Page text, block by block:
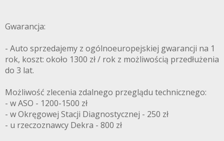
Gwarancja:
- Auto sprzedajemy z ogólnoeuropejskiej gwarancji na 1
rok, koszt: około 1300 zł / rok z możliwością przedłużenia
do 3 lat.
Możliwość zlecenia zdalnego przeglądu technicznego:
- w ASO - 1200-1500 zł
- w Okręgowej Stacji Diagnostycznej - 250 zł
- u rzeczoznawcy Dekra - 800 zł